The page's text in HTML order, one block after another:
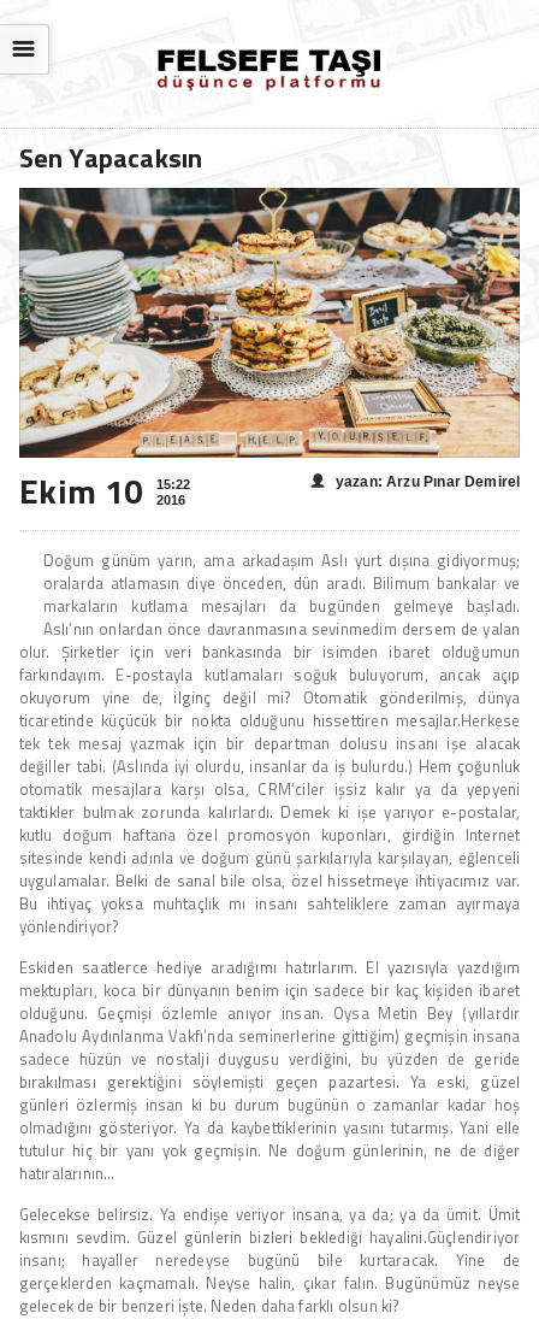
☰
Sen Yapacaksın
Ekim 10
15:22
2016
yazan: Arzu Pınar Demirel
Doğum günüm yarın, ama arkadaşım Aslı yurt dışına gidiyormuş;
oralarda atlamasın diye önceden, dün aradı. Bilimum bankalar ve
markaların kutlama mesajları da bugünden gelmeye başladı.
Aslı’nın onlardan önce davranmasına sevinmedim dersem de yalan
olur. Şirketler için veri bankasında bir isimden ibaret olduğumun
farkındayım. E-postayla kutlamaları soğuk buluyorum, ancak açıp
okuyorum yine de, ilginç değil mi? Otomatik gönderilmiş, dünya
ticaretinde küçücük bir nokta olduğunu hissettiren mesajlar.Herkese
tek tek mesaj yazmak için bir departman dolusu insanı işe alacak
değiller tabi. (Aslında iyi olurdu, insanlar da iş bulurdu.) Hem çoğunluk
otomatik mesajlara karşı olsa, CRM’ciler işsiz kalır ya da yepyeni
taktikler bulmak zorunda kalırlardı. Demek ki işe yarıyor e-postalar,
kutlu doğum haftana özel promosyon kuponları, girdiğin Internet
sitesinde kendi adınla ve doğum günü şarkılarıyla karşılayan, eğlenceli
uygulamalar. Belki de sanal bile olsa, özel hissetmeye ihtiyacımız var.
Bu ihtiyaç yoksa muhtaçlık mı insanı sahteliklere zaman ayırmaya
yönlendiriyor?
Eskiden saatlerce hediye aradığımı hatırlarım. El yazısıyla yazdığım
mektupları, koca bir dünyanın benim için sadece bir kaç kişiden ibaret
olduğunu. Geçmişi özlemle anıyor insan. Oysa Metin Bey (yıllardır
Anadolu Aydınlanma Vakfı’nda seminerlerine gittiğim) geçmişin insana
sadece hüzün ve nostalji duygusu verdiğini, bu yüzden de geride
bırakılması gerektiğini söylemişti geçen pazartesi. Ya eski, güzel
günleri özlermiş insan ki bu durum bugünün o zamanlar kadar hoş
olmadığını gösteriyor. Ya da kaybettiklerinin yasını tutarmış. Yani elle
tutulur hiç bir yanı yok geçmişin. Ne doğum günlerinin, ne de diğer
hatıralarının…
Gelecekse belirsiz. Ya endişe veriyor insana, ya da; ya da ümit. Ümit
kısmını sevdim. Güzel günlerin bizleri beklediği hayalini.Güçlendiriyor
insanı; hayaller neredeyse bugünü bile kurtaracak. Yine de
gerçeklerden kaçmamalı. Neyse halin, çıkar falın. Bugünümüz neyse
gelecek de bir benzeri işte. Neden daha farklı olsun ki?